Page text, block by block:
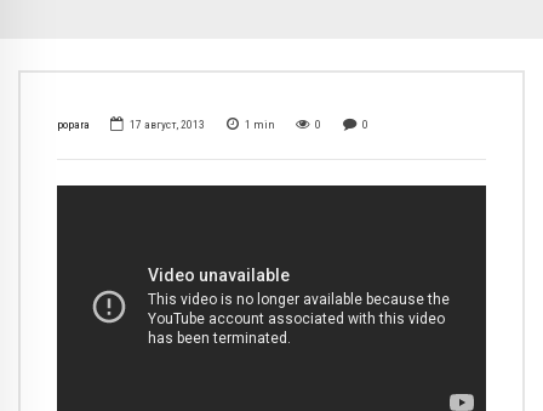
popara 17 август, 2013 1 min 0 0